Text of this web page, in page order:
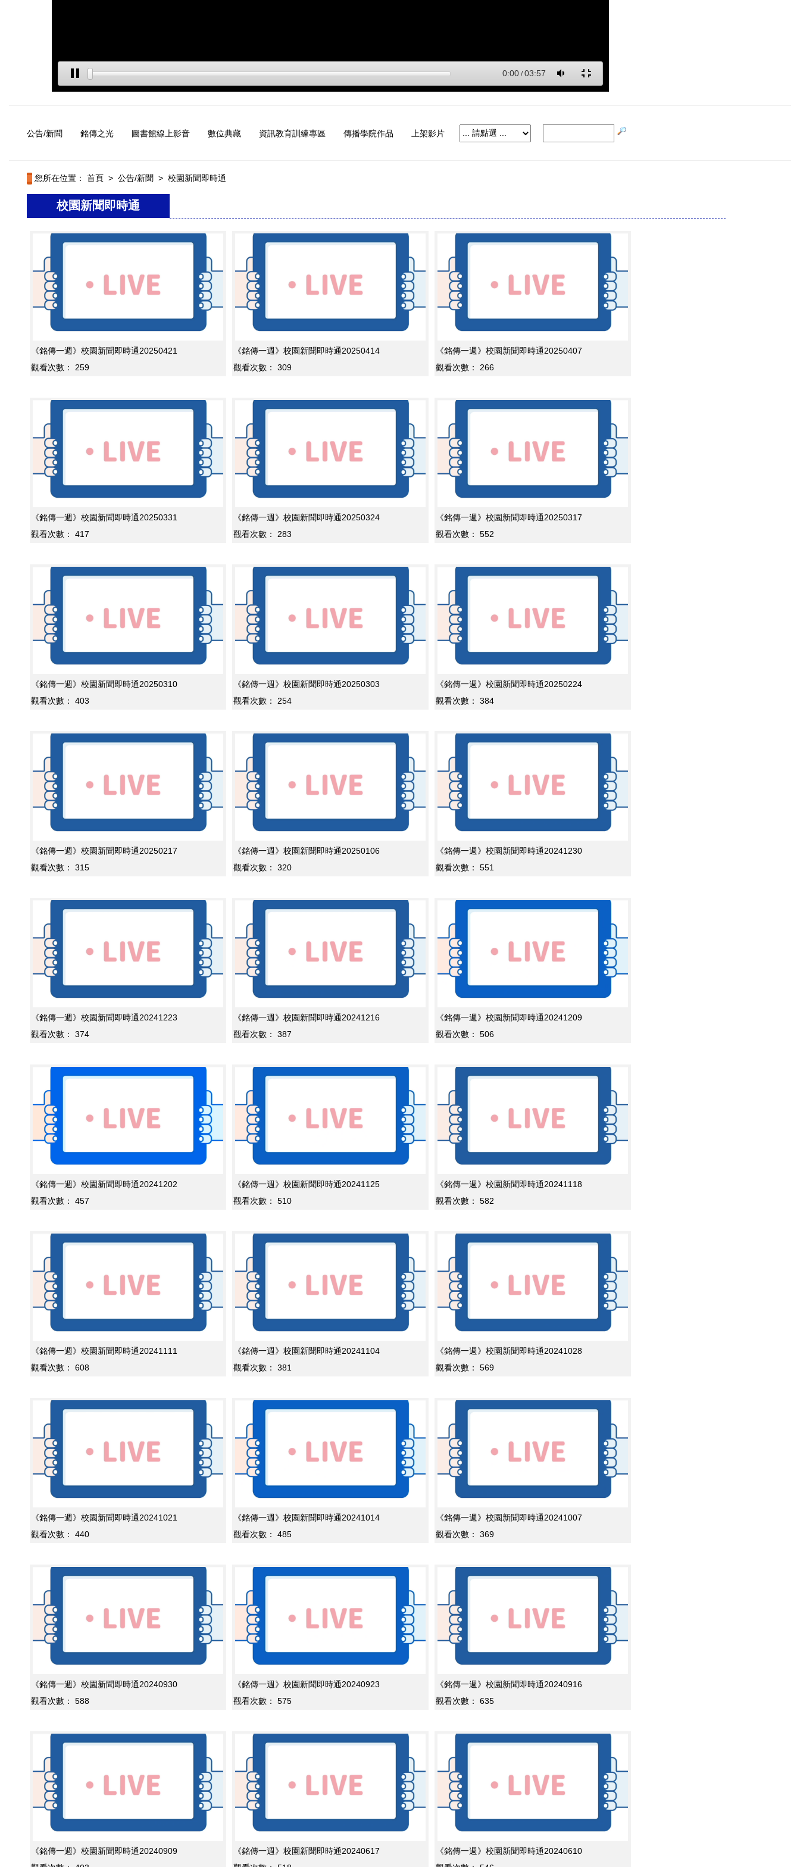
公告/新聞 銘傳之光 圖書館線上影音 數位典藏 資訊教育訓練專區 傳播學院作品 上架影片
您所在位置： 首頁 > 公告/新聞 > 校園新聞即時通
校園新聞即時通
《銘傳一週》校園新聞即時通20250421
觀看次數：
259
《銘傳一週》校園新聞即時通20250414
觀看次數：
309
《銘傳一週》校園新聞即時通20250407
觀看次數：
266
《銘傳一週》校園新聞即時通20250331
觀看次數：
417
《銘傳一週》校園新聞即時通20250324
觀看次數：
283
《銘傳一週》校園新聞即時通20250317
觀看次數：
552
《銘傳一週》校園新聞即時通20250310
觀看次數：
403
《銘傳一週》校園新聞即時通20250303
觀看次數：
254
《銘傳一週》校園新聞即時通20250224
觀看次數：
384
《銘傳一週》校園新聞即時通20250217
觀看次數：
315
《銘傳一週》校園新聞即時通20250106
觀看次數：
320
《銘傳一週》校園新聞即時通20241230
觀看次數：
551
《銘傳一週》校園新聞即時通20241223
觀看次數：
374
《銘傳一週》校園新聞即時通20241216
觀看次數：
387
《銘傳一週》校園新聞即時通20241209
觀看次數：
506
《銘傳一週》校園新聞即時通20241202
觀看次數：
457
《銘傳一週》校園新聞即時通20241125
觀看次數：
510
《銘傳一週》校園新聞即時通20241118
觀看次數：
582
《銘傳一週》校園新聞即時通20241111
觀看次數：
608
《銘傳一週》校園新聞即時通20241104
觀看次數：
381
《銘傳一週》校園新聞即時通20241028
觀看次數：
569
《銘傳一週》校園新聞即時通20241021
觀看次數：
440
《銘傳一週》校園新聞即時通20241014
觀看次數：
485
《銘傳一週》校園新聞即時通20241007
觀看次數：
369
《銘傳一週》校園新聞即時通20240930
觀看次數：
588
《銘傳一週》校園新聞即時通20240923
觀看次數：
575
《銘傳一週》校園新聞即時通20240916
觀看次數：
635
《銘傳一週》校園新聞即時通20240909
《銘傳一週》校園新聞即時通20240617
《銘傳一週》校園新聞即時通20240610